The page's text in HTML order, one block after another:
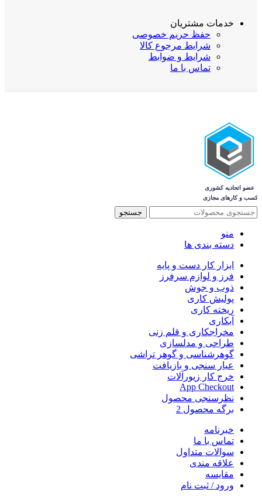
خدمات مشتریان
حفظ حریم خصوصی
شرایط مرجوع کالا
شرایط و ضوابط
تماس با ما
جستجو
منو
دسته بندی ها
ابزار کار دست و پایه
فرز و لوازم سرفرز
ذوب و جوش
پولیش کاری
ریخته کاری
آبکاری
مخراجکاری و قلم زنی
طراحی و مدلسازی
گوهرشناسی و گوهر تراشی
عیار سنجی و بازیافت
خرج کار زیورآلات
App Checkout
نظرسنجی محصول
برگه محصول 2
خبرنامه
تماس با ما
سوالات متداول
علاقه مندی
مقایسه
ورود / ثبت نام